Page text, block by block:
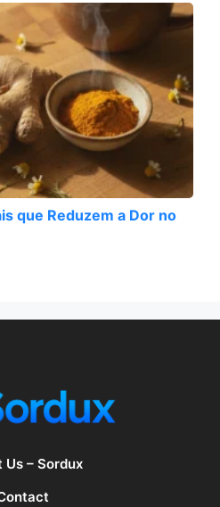
que Reduzem a Dor no
Us – Sordux